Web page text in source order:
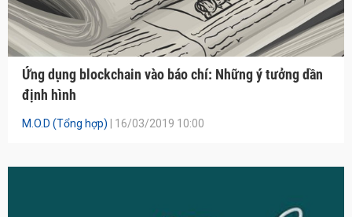
Ứng dụng blockchain vào báo chí: Những ý tưởng dần
định hình
M.O.D (Tổng hợp) | 16/03/2019 10:00